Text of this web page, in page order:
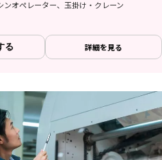
ンオペレーター、玉掛け・クレーン
る 詳細を見る